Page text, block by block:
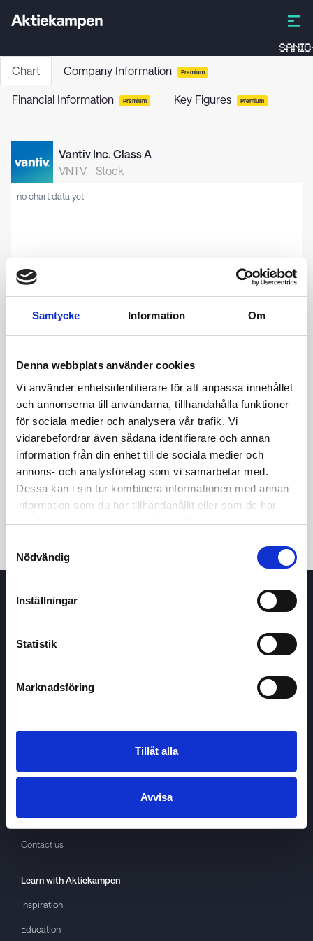
Samtycke Information Om
Denna webbplats använder cookies
Vi använder enhetsidentifierare för att anpassa innehållet
och annonserna till användarna, tillhandahålla funktioner
för sociala medier och analysera vår trafik. Vi
vidarebefordrar även sådana identifierare och annan
information från din enhet till de sociala medier och
annons- och analysföretag som vi samarbetar med.
Dessa kan i sin tur kombinera informationen med annan
information som du har tillhandahållit eller som de har
samlat in när du har använt deras tjänster.
Nödvändig
Inställningar
Statistik
Marknadsföring
Tillåt alla
Avvisa
Chart Company Information Premium
Financial Information Premium Key Figures Premium
Vantiv Inc. Class A
VNTV- Stock
no chart data yet
24h 7d 1m 3m 1y 5y
Trade
AboutAktiekampen
About cookies
GDPR
Contact us
Learn with Aktiekampen
Inspiration
Education